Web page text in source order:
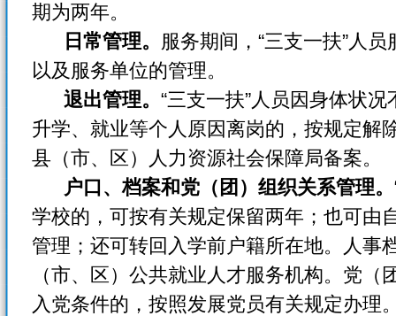
期为两年。
日常管理。 服务期间，“三支一扶”人
以及服务单位的管理。
退出管理。 “三支一扶”人员因身体状
升学、就业等个人原因离岗的，按规定解
县（市、区）人力资源社会保障局备案。
户口、档案和党（团）组织关系管理。
学校的，可按有关规定保留两年；也可由
管理；还可转回入学前户籍所在地。人事
（市、区）公共就业人才服务机构。党
入党条件的，按照发展党员有关规定办理